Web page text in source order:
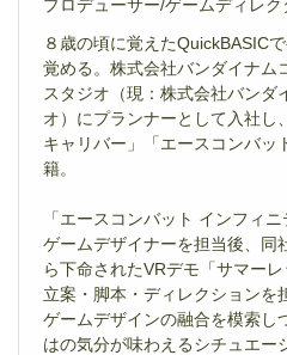
プロデューサー/ゲームディレク
８歳の頃に覚えたQuickBASIC
覚める。株式会社バンダイナム
スタジオ（現：株式会社バンダ
オ）にプランナーとして入社し
キャリバー」「エースコンバッ
籍。
「エースコンバット インフィ
ゲームデザイナーを担当後、同
ら下命されたVRデモ「サマー
立案・脚本・ディレクションを
ゲームデザインの融合を模索し
はの気分が味わえるシチュエー